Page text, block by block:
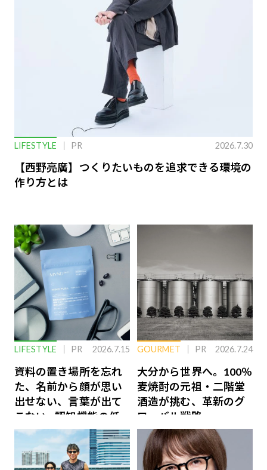
LIFESTYLE PR 2026.7.30
【西野亮廣】つくりたいものを追求できる環境の
作り方とは
LIFESTYLE PR 2026.7.15
資料の置き場所を忘れ
た、名前から顔が思い
出せない、言葉が出て
こない…認知機能の低
下を救う、脳のインナ
ーケアとは
GOURMET PR 2026.7.24
大分から世界へ。100％
麦焼酎の元祖・二階堂
酒造が挑む、革新のグ
ローバル戦略